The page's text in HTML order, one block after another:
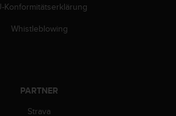
Konformitätserklärung
Whistleblowing
PARTNER
Strava